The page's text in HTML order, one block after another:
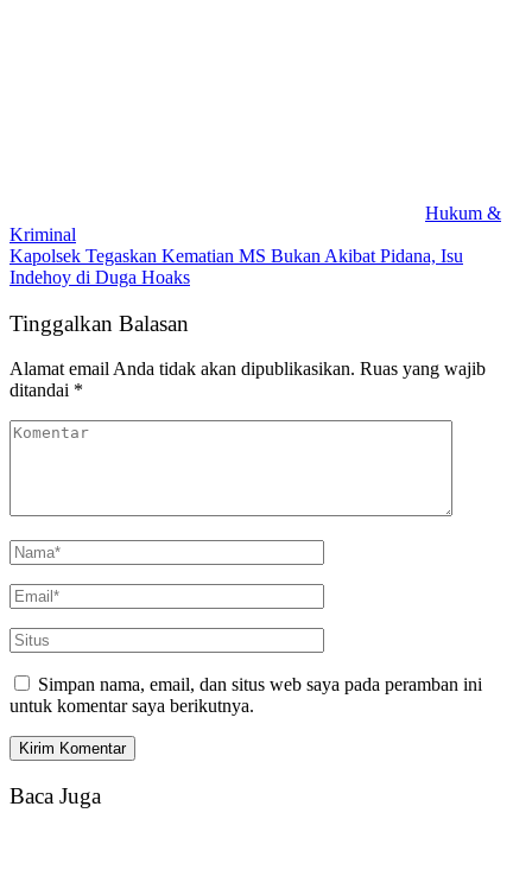
Hukum &
Kriminal
Kapolsek Tegaskan Kematian MS Bukan Akibat Pidana, Isu
Indehoy di Duga Hoaks
Tinggalkan Balasan
Alamat email Anda tidak akan dipublikasikan. Ruas yang wajib
ditandai *
Simpan nama, email, dan situs web saya pada peramban ini
untuk komentar saya berikutnya.
Baca Juga